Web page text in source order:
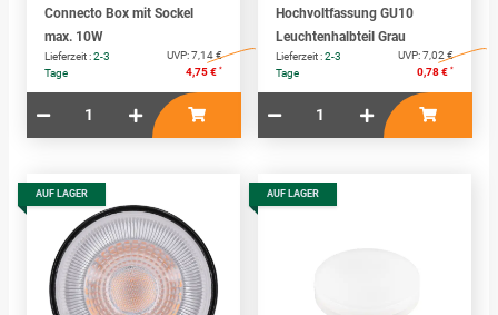
Connecto Box mit Sockel
max. 10W
Lieferzeit :2-3
Tage
UVP:7,14 €
4,75 € *
Hochvoltfassung GU10
Leuchtenhalbteil Grau
Lieferzeit :2-3
Tage
UVP:7,02 €
0,78 € *
AUF LAGER AUF LAGER